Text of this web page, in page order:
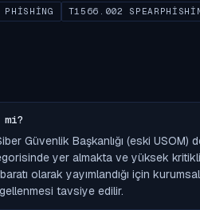
T1566.002
Güvenlik Başkanlığı (eski USOM)
yer almakta ve yüksek
olarak yayımlandığı için
tavsiye edilir.